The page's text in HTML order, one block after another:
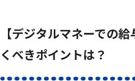
【デジタルマネーでの
くべきポイントは？